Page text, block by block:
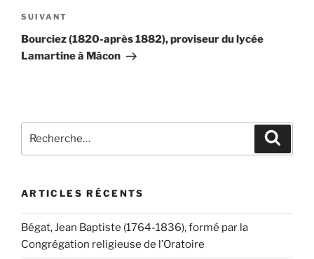
Article
suivant
SUIVANT
Bourciez (1820-après 1882), proviseur du lycée
Lamartine à Mâcon
pour
ARTICLES RÉCENTS
Bégat, Jean Baptiste (1764-1836), formé par la
Congrégation religieuse de l’Oratoire